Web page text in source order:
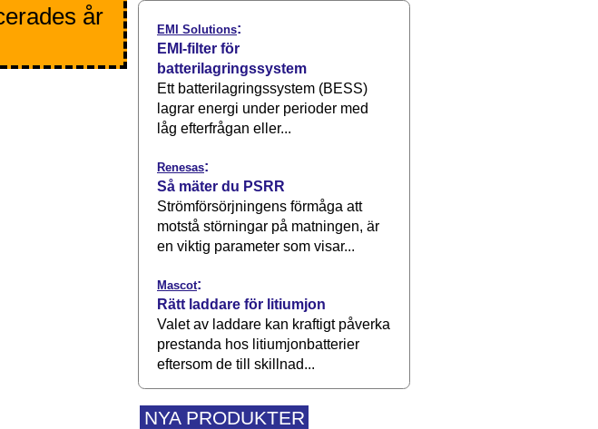
år
EMI Solutions:
EMI-filter för
batterilagringssystem
Ett batterilagringssystem (BESS)
lagrar energi under perioder med
låg efterfrågan eller...
Renesas:
Så mäter du PSRR
Strömförsörjningens förmåga att
motstå störningar på matningen, är
en viktig parameter som visar...
Mascot:
Rätt laddare för litiumjon
Valet av laddare kan kraftigt påverka
prestanda hos litiumjonbatterier
eftersom de till skillnad...
NYA PRODUKTER